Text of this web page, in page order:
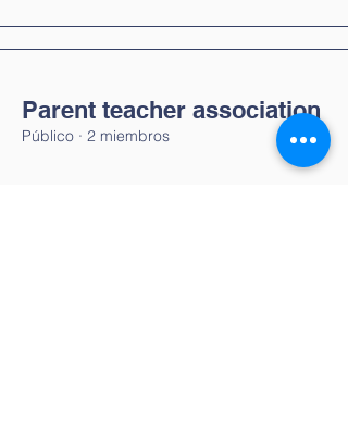
Parent teacher association
Público · 2 miembros